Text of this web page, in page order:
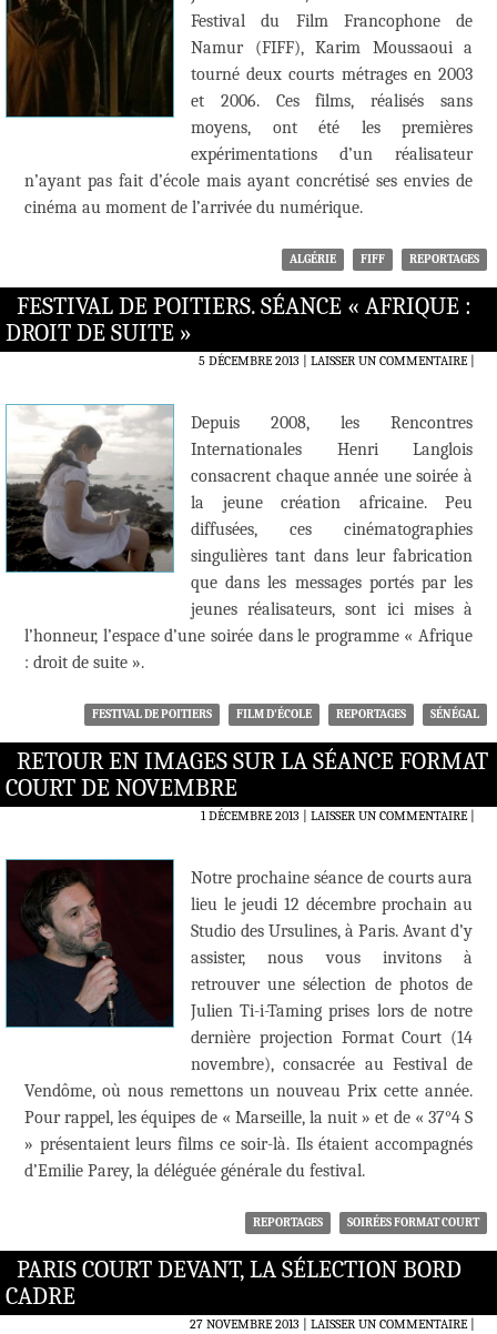
Festival du Film Francophone de
Namur (FIFF), Karim Moussaoui a
tourné deux courts métrages en 2003
et 2006. Ces films, réalisés sans
moyens, ont été les premières
expérimentations d’un réalisateur
n’ayant pas fait d’école mais ayant concrétisé ses envies de
cinéma au moment de l’arrivée du numérique.
ALGÉRIE FIFF REPORTAGES
FESTIVAL DE POITIERS. SÉANCE « AFRIQUE :
DROIT DE SUITE »
5 DÉCEMBRE 2013 LAISSER UN COMMENTAIRE|
Depuis 2008, les Rencontres
Internationales Henri Langlois
consacrent chaque année une soirée à
la jeune création africaine. Peu
diffusées, ces cinématographies
singulières tant dans leur fabrication
que dans les messages portés par les
jeunes réalisateurs, sont ici mises à
l’honneur, l’espace d’une soirée dans le programme « Afrique
: droit de suite ».
FESTIVAL DE POITIERS FILM D'ÉCOLE REPORTAGES SÉNÉGAL
RETOUR EN IMAGES SUR LA SÉANCE FORMAT
COURT DE NOVEMBRE
1 DÉCEMBRE 2013 LAISSER UN COMMENTAIRE|
Notre prochaine séance de courts aura
lieu le jeudi 12 décembre prochain au
Studio des Ursulines, à Paris. Avant d’y
assister, nous vous invitons à
retrouver une sélection de photos de
Julien Ti-i-Taming prises lors de notre
dernière projection Format Court (14
novembre), consacrée au Festival de
Vendôme, où nous remettons un nouveau Prix cette année.
Pour rappel, les équipes de « Marseille, la nuit » et de « 37°4 S
» présentaient leurs films ce soir-là. Ils étaient accompagnés
d’Emilie Parey, la déléguée générale du festival.
REPORTAGES SOIRÉES FORMAT COURT
PARIS COURT DEVANT, LA SÉLECTION BORD
CADRE
27 NOVEMBRE 2013 LAISSER UN COMMENTAIRE|